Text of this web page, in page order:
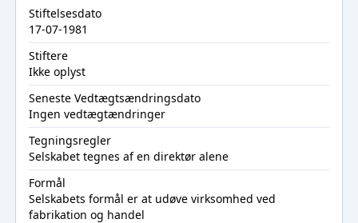
Stiftelsesdato
17-07-1981
Stiftere
Ikke oplyst
Seneste Vedtægtsændringsdato
Ingen vedtægtændringer
Tegningsregler
Selskabet tegnes af en direktør alene
Formål
Selskabets formål er at udøve virksomhed ved
fabrikation og handel